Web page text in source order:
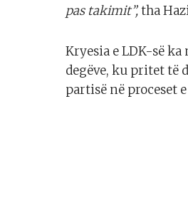
pas takimit”,tha
Kryesia e LDK-së
degëve, ku pritet të
partisë në proceset